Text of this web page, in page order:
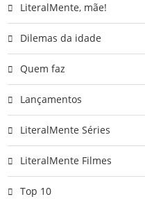
LiteralMente, mãe!
Dilemas da idade
Quem faz
Lançamentos
LiteralMente Séries
LiteralMente Filmes
Top 10